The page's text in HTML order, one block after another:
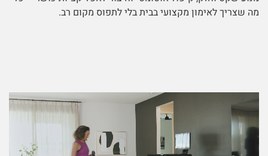
מה שצריך לאימון מקצועי בבית בלי לתפוס מקום רב.